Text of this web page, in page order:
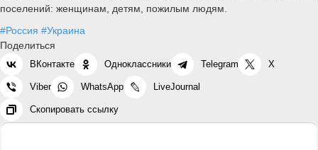
поселений: женщинам, детям, пожилым людям.
#Россия #Украина
Поделиться
ВКонтакте Одноклассники Telegram X
Viber WhatsApp LiveJournal
Скопировать ссылку